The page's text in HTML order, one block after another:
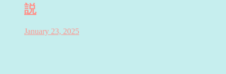
説
January 23, 2025